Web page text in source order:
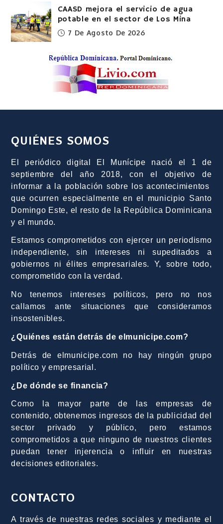
CAASD mejora el servicio de agua
potable en el sector de Los Mina
7 De Agosto De 2026
QUIÉNES SOMOS
El periódico digital El Munícipe nació el 1 de
septiembre del año 2018, con el objetivo de
informar a la población sobre los acontecimientos
que ocurren especialmente en el municipio Santo
Domingo Este, el resto de la República Dominicana
y el mundo.
Estamos comprometidos con ejercer un periodismo
independiente, sin intereses ni supeditados a
gobiernos ni élites empresariales. Y, sobre todo,
comprometido con la verdad.
No tenemos intereses políticos, pero no nos
callamos ante situaciones que consideramos
insostenibles.
¿Quiénes están detrás de elmunicipe.com?
Detrás de elmunicipe.com no hay ningún grupo
político y empresarial.
¿De dónde se financia?
Como la mayor parte de las empresas de
contenido, obtenemos ingresos de la publicidad del
sector privado y público, pero estamos
comprometidos a que ninguno de nuestros clientes
puedan tener injerencia o influir en nuestras
decisiones editoriales.
CONTACTO
A través de nuestras redes sociales y mediante el